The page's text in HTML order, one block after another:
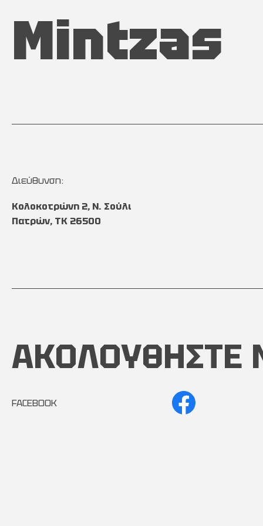
Mintzas
Διεύθυνση:
Κολοκοτρώνη 2, Ν. Σούλι
Πατρών, TK 26500
ΑΚΟΛΟΥΘΗΣΤΕ
FACEBOOK